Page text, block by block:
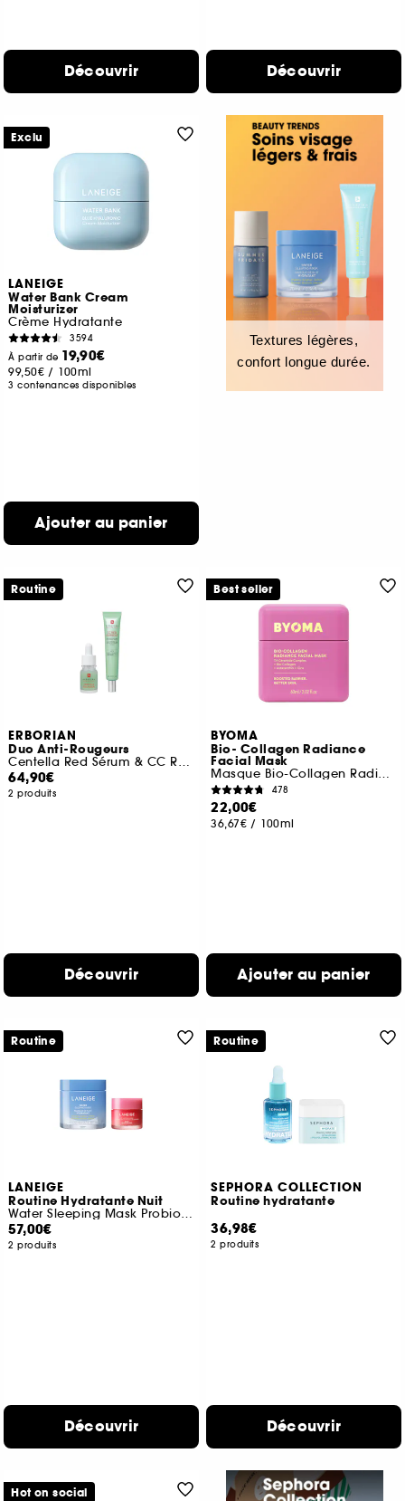
Découvrir Découvrir
LANEIGE
Water Bank Cream
Moisturizer
Crème Hydratante
3594
À partir de 19,90€
99,50€ / 100ml
3 contenances disponibles
Ajouter au panier
Exclu
Textures légères,
confort longue durée.
ERBORIAN
Duo Anti-Rougeurs
Centella Red Sérum & CC Red Correct
64,90€
2 produits
Découvrir
Routine
BYOMA
Bio- Collagen Radiance
Facial Mask
Masque Bio-Collagen Radiance
478
22,00€
36,67€ / 100ml
Ajouter au panier
Best seller
LANEIGE
Routine Hydratante Nuit
Water Sleeping Mask Probiotics et Lip sleeping mask
57,00€
2 produits
Découvrir
Routine
SEPHORA COLLECTION
Routine hydratante
36,98€
2 produits
Découvrir
Routine
Hot on social